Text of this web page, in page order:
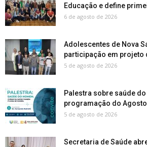
Educação e define
6 de agosto de 2026
Adolescentes de Nova
participação em projeto
5 de agosto de 2026
Palestra sobre saúde
programação do
5 de agosto de 2026
Secretaria de Saúde